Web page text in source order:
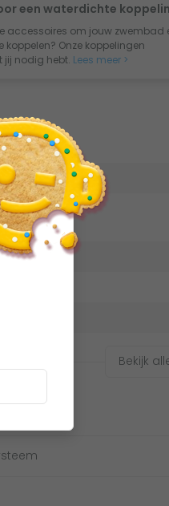
een waterdichte
accessoires om jouw zwembad
Onze koppelingen
jij nodig hebt. Lees meer >
m3
Bekijk